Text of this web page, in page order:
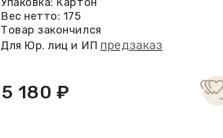
Вес нетто: 175
Товар закончился
Для Юр. лиц и ИП предзаказ
5 180 ₽